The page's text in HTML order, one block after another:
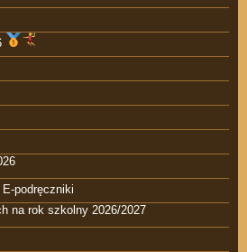
E-podręczniki
na rok szkolny 2026/2027